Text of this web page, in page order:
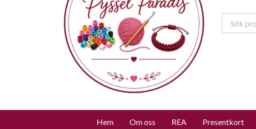
Hem Om oss REA Presentkort